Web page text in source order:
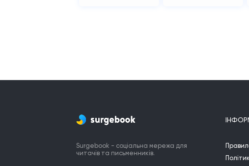
Surgebook - соціальна мережа для
читачів та письменників.